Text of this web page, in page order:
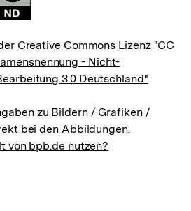
Creative Commons Lizenz "CC
- Nicht-
3.0 Deutschland"
zu Bildern / Grafiken /
bei den Abbildungen.
von bpb.de nutzen?